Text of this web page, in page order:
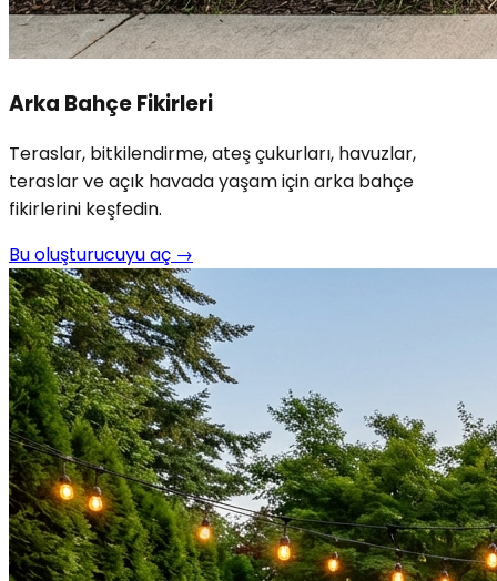
Arka Bahçe Fikirleri
Teraslar, bitkilendirme, ateş çukurları, havuzlar,
teraslar ve açık havada yaşam için arka bahçe
fikirlerini keşfedin.
Bu oluşturucuyu aç →